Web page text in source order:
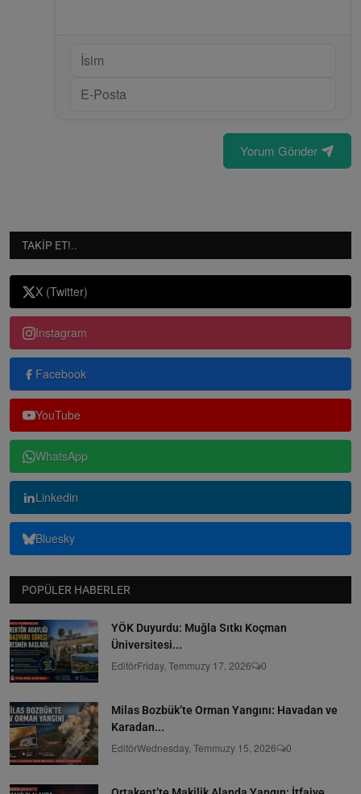
Yorum Gönder
TAKIP ET!..
X (Twitter)
Instagram
Facebook
YouTube
WhatsApp
Linkedin
Bluesky
POPÜLER HABERLER
YÖK Duyurdu: Muğla Sıtkı Koçman
Üniversitesi...
EditörFriday, Temmuzy 17, 2026 0
Milas Bozbük’te Orman Yangını: Havadan ve
Karadan...
EditörWednesday, Temmuzy 15, 2026 0